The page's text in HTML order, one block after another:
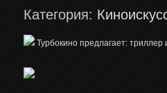
Категория:
Турбокино предлагает: триллер